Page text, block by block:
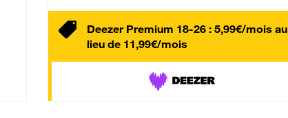
Deezer Premium 18-26 : 5,99€/mois au
lieu de 11,99€/mois